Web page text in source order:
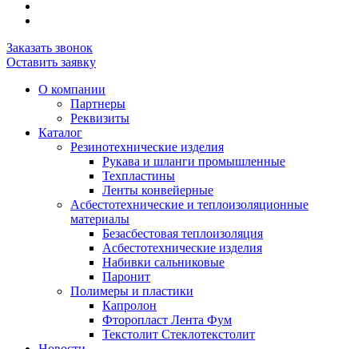
Заказать звонок
Оставить заявку
О компании
Партнеры
Реквизиты
Каталог
Резинотехнические изделия
Рукава и шланги промышленные
Техпластины
Ленты конвейерные
Асбестотехнические и теплоизоляционные
материалы
Безасбестовая теплоизоляция
Асбестотехнические изделия
Набивки сальниковые
Паронит
Полимеры и пластики
Капролон
Фторопласт Лента Фум
Текстолит Стеклотекстолит